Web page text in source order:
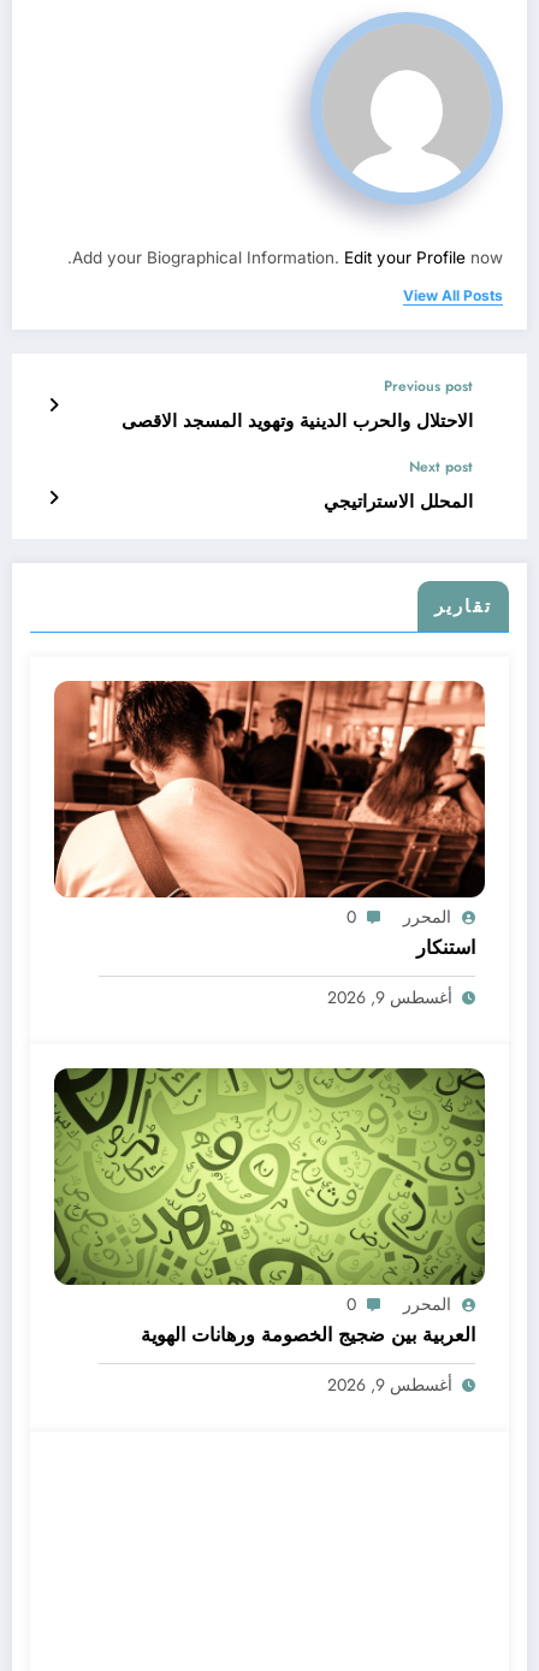
Add your Biographical Information. Edit your Profile now.
View All Posts
Previous post
الاحتلال والحرب الدينية وتهويد المسجد الاقصى
Next post
المحلل الاستراتيجي
تقارير
المحرر 0
استنكار
أغسطس 9, 2026
المحرر 0
العربية بين ضجيج الخصومة ورهانات الهوية
أغسطس 9, 2026